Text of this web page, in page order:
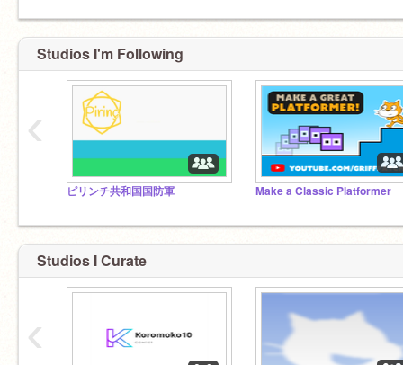
Studios I'm Following
ピリンチ共和国国防軍 Make a Classic Platformer
‹
Studios I Curate
‹